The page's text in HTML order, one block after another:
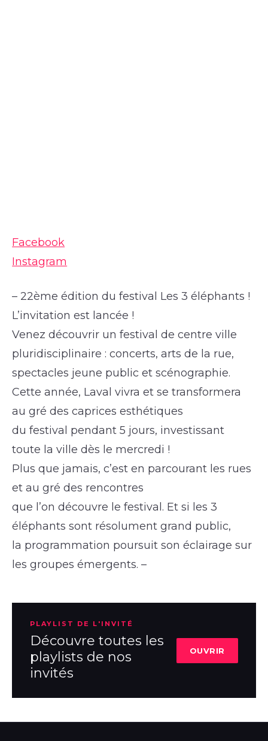
Facebook
Instagram
– 22ème édition du festival Les 3 éléphants !
L’invitation est lancée !
Venez découvrir un festival de centre ville
pluridisciplinaire : concerts, arts de la rue,
spectacles jeune public et scénographie.
Cette année, Laval vivra et se transformera
au gré des caprices esthétiques
du festival pendant 5 jours, investissant
toute la ville dès le mercredi !
Plus que jamais, c’est en parcourant les rues
et au gré des rencontres
que l’on découvre le festival. Et si les 3
éléphants sont résolument grand public,
la programmation poursuit son éclairage sur
les groupes émergents. –
PLAYLIST DE L'INVITÉ
Découvre toutes les
playlists de nos
invités
OUVRIR